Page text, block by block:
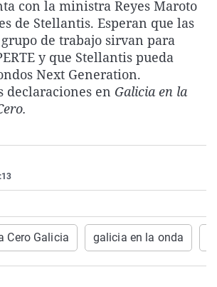
La rosa de los vientos
Gente viajera
Como el perro y el
Caso
Retornados
Equipo de
Operación Viuda
Extremadura
Galicia
La Rioja
Navarra
Virales
Televisión
Elecciones
con la ministra Reyes Maroto
de Stellantis. Esperan que las
de trabajo sirvan para
y que Stellantis pueda
Next Generation.
declaraciones en Galicia en la
Cero Galicia galicia en la onda